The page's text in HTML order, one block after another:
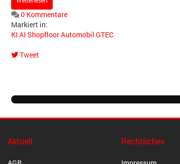
0 Kommentare
Markiert in:
KI AI ShopfloorAutomobil GTEC
Tweet
Aktuell Rechtliches